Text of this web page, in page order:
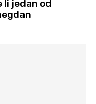
li jedan od